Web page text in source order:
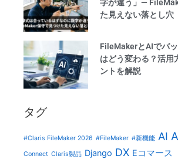
字が違う」—
た見えない落とし穴
FileMakerとAIでバ
はどう変わる？活用
ントを解説
タグ
#Claris FileMaker 2026 #FileMaker #新機能 AI
Connect Claris製品 Django DX Eコマース